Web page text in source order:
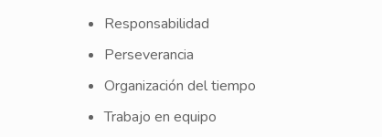
Responsabilidad
Perseverancia
Organización del tiempo
Trabajo en equipo